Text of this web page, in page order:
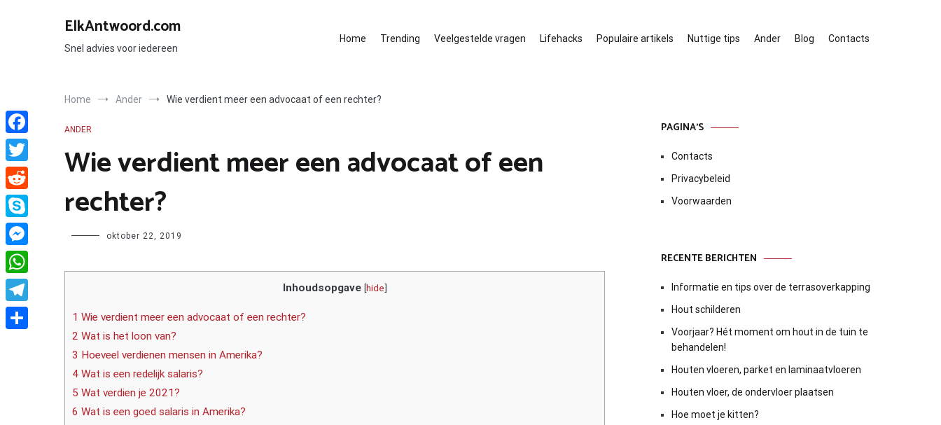
ElkAntwoord.com
Snel advies voor iedereen
Home Trending Veelgestelde vragen Lifehacks Populaire artikels Nuttige tips Ander Blog Contacts
Home Ander Wie verdient meer een advocaat of een rechter?
ANDER
Wie verdient meer een advocaat of een
rechter?
Author oktober 22, 2019
Inhoudsopgave [hide]
1 Wie verdient meer een advocaat of een rechter?
2 Wat is het loon van?
3 Hoeveel verdienen mensen in Amerika?
4 Wat is een redelijk salaris?
5 Wat verdien je 2021?
6 Wat is een goed salaris in Amerika?
PAGINA’S
Contacts
Privacybeleid
Voorwaarden
RECENTE BERICHTEN
Informatie en tips over de terrasoverkapping
Hout schilderen
Voorjaar? Hét moment om hout in de tuin te
behandelen!
Houten vloeren, parket en laminaatvloeren
Houten vloer, de ondervloer plaatsen
Hoe moet je kitten?
Facebook
Twitter
Reddit
Skype
Messenger
WhatsApp
Telegram